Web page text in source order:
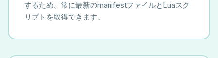
するため、常に最新のmanifestファイルとLuaスク
リプトを取得できます。